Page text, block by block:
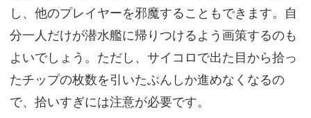
し、他のプレイヤーを邪魔することもできます。自
分一人だけが潜水艦に帰りつけるよう画策するのも
よいでしょう。ただし、サイコロで出た目から拾っ
たチップの枚数を引いたぶんしか進めなくなるの
で、拾いすぎには注意が必要です。